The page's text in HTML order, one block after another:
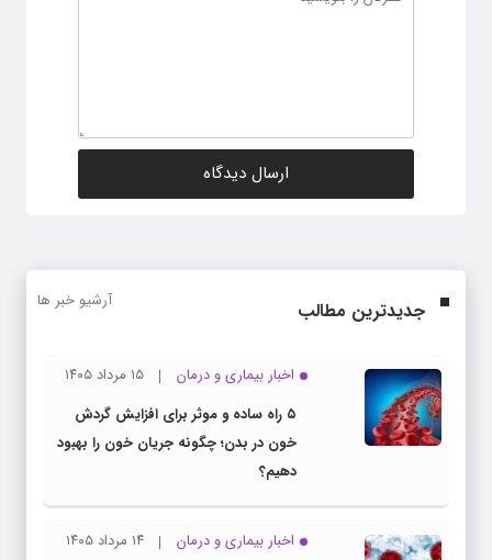
جدیدترین مطالب آرشیو خبر ها
اخبار بیماری و درمان
۱۵ مرداد ۱۴۰۵
۵ راه ساده و موثر برای افزایش گردش
خون در بدن؛ چگونه جریان خون را بهبود
دهیم؟
اخبار بیماری و درمان
۱۴ مرداد ۱۴۰۵